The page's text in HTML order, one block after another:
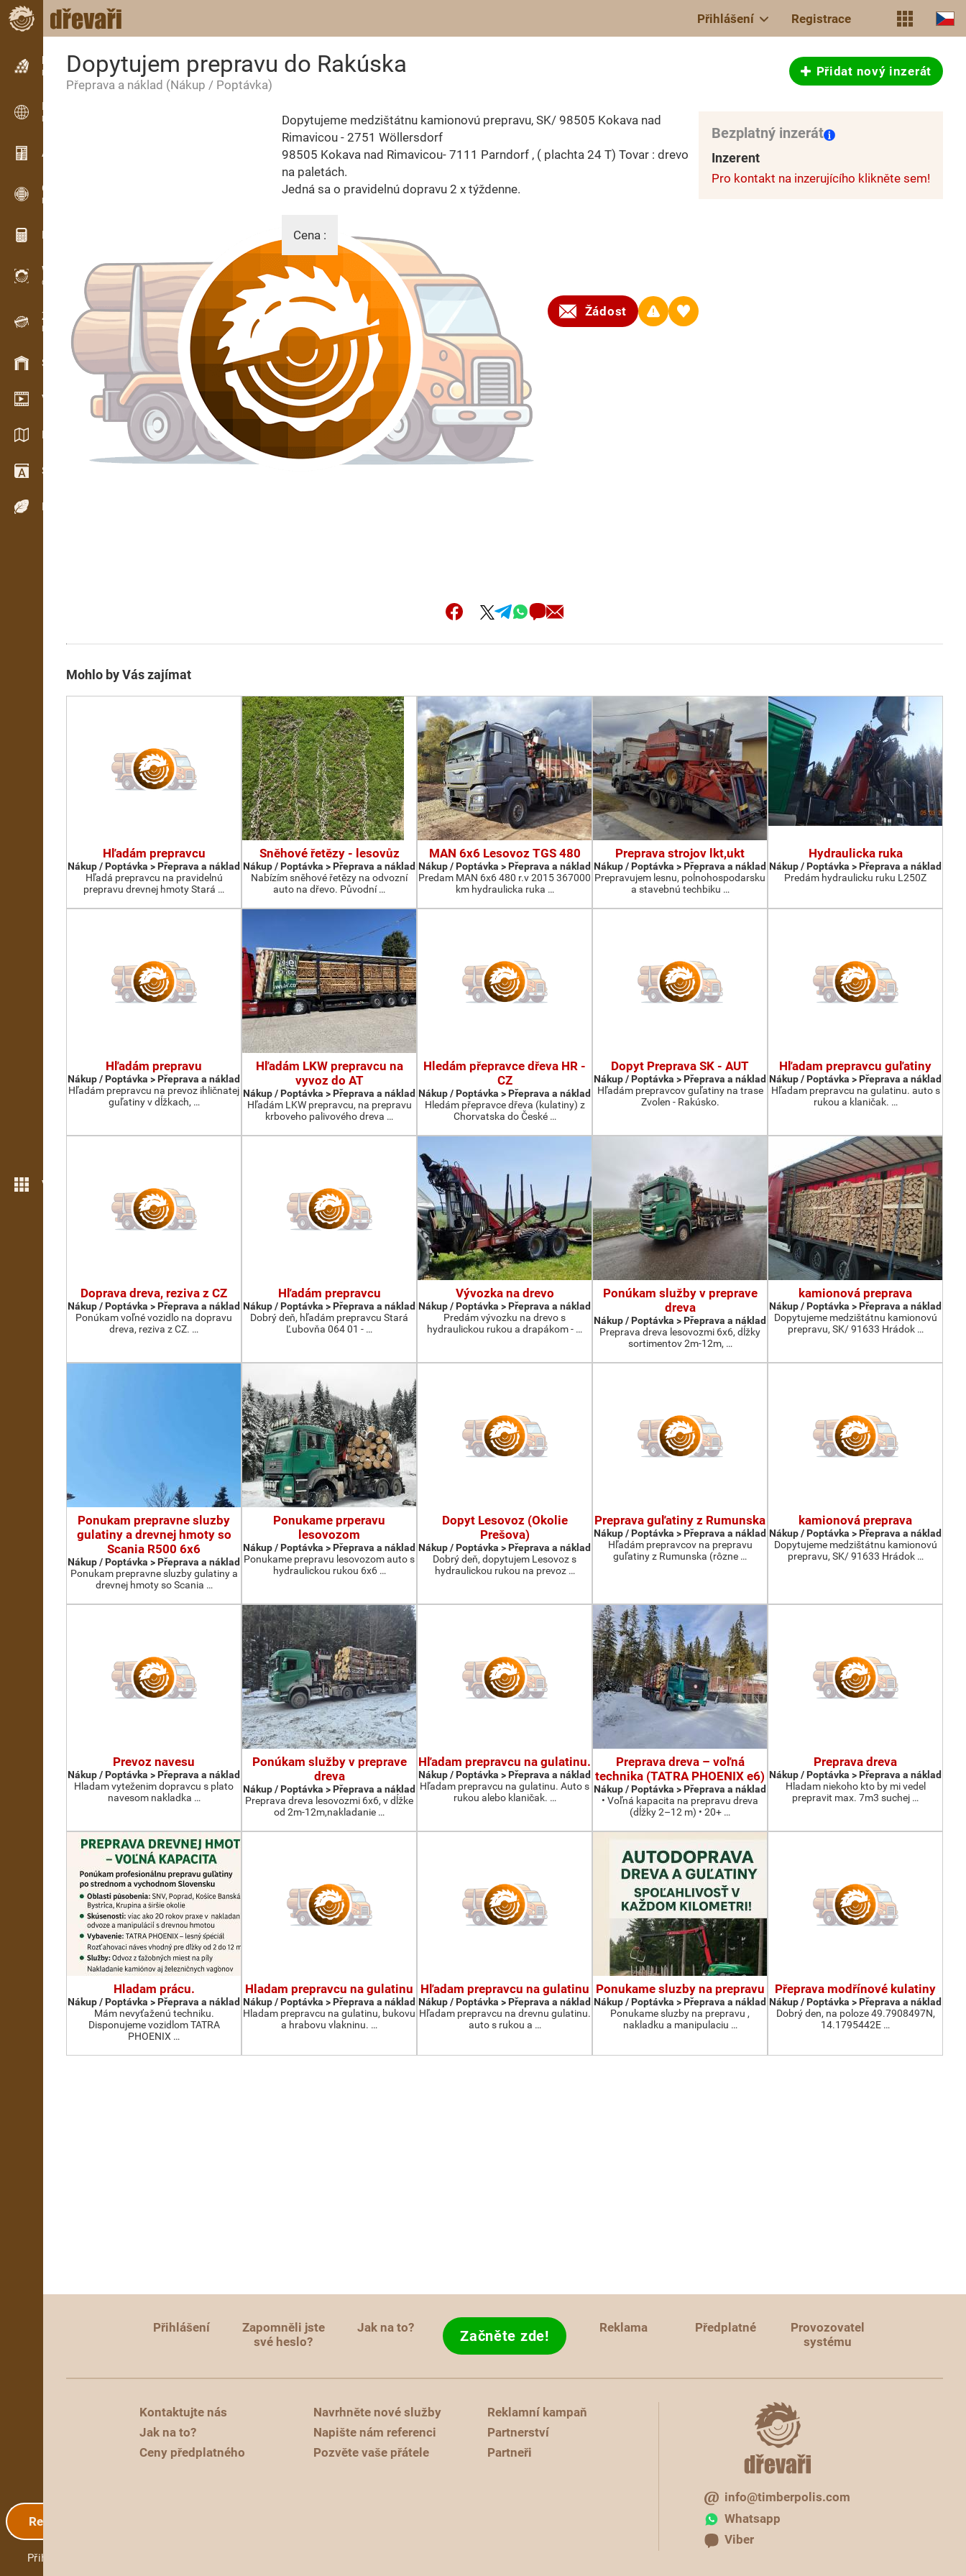
Přihlášení Registrace
Inzerce
Řádková inzerce
Inzerce
Mezinárodní inzerce
Aktuality / Články
OPTI-TIMB
Pořezová schémata
Dřevařské kalkulačky
WoodProfi
Objem dřeva s AI
Záznamník
Evidence dřeva v terénu
Skladové hospodářství
Video showroom
Katalogy / Brožury
Slovník
Dřeviny
Více možností
Registrace
Přihlášení
Dopytujem prepravu do Rakúska
Přeprava a náklad (Nákup / Poptávka)
Přidat nový inzerát
Dopytujeme medzištátnu kamionovú prepravu, SK/ 98505 Kokava nad
Rimavicou - 2751 Wöllersdorf
98505 Kokava nad Rimavicou- 7111 Parndorf , ( plachta 24 T) Tovar : drevo
na paletách.
Jedná sa o pravidelnú dopravu 2 x týždenne.
Cena :
24.02.2026 Žádost
Bezplatný inzerát
Inzerent
Pro kontakt na inzerujícího klikněte sem!
Mohlo by Vás zajímat
Hľadám prepravcu
Nákup / Poptávka > Přeprava a náklad
Hľadá prepravcu na pravidelnú
prepravu drevnej hmoty Stará …
Sněhové řetězy - lesovůz
Nákup / Poptávka > Přeprava a náklad
Nabízím sněhové řetězy na odvozní
auto na dřevo. Původní …
MAN 6x6 Lesovoz TGS 480
Nákup / Poptávka > Přeprava a náklad
Predam MAN 6x6 480 r.v 2015 367000
km hydraulicka ruka …
Preprava strojov lkt,ukt
Nákup / Poptávka > Přeprava a náklad
Prepravujem lesnu, poĺnohospodarsku
a stavebnú techbiku …
Hydraulicka ruka
Nákup / Poptávka > Přeprava a náklad
Predám hydraulicku ruku L250Z
Hľadám prepravu
Nákup / Poptávka > Přeprava a náklad
Hľadám prepravcu na prevoz ihličnatej
guľatiny v dĺžkach, …
Hľadám LKW prepravcu na
vyvoz do AT
Nákup / Poptávka > Přeprava a náklad
Hľadám LKW prepravcu, na prepravu
krboveho palivového dreva …
Hledám přepravce dřeva HR -
CZ
Nákup / Poptávka > Přeprava a náklad
Hledám přepravce dřeva (kulatiny) z
Chorvatska do České …
Dopyt Preprava SK - AUT
Nákup / Poptávka > Přeprava a náklad
Hľadám prepravcov guľatiny na trase
Zvolen - Rakúsko.
Hľadam prepravcu guľatiny
Nákup / Poptávka > Přeprava a náklad
Hľadam prepravcu na gulatinu. auto s
rukou a klaničak. …
Doprava dreva, reziva z CZ
Nákup / Poptávka > Přeprava a náklad
Ponúkam voľné vozidlo na dopravu
dreva, reziva z CZ. …
Hľadám prepravcu
Nákup / Poptávka > Přeprava a náklad
Dobrý deň, hľadám prepravcu Stará
Ľubovňa 064 01 - …
Vývozka na drevo
Nákup / Poptávka > Přeprava a náklad
Predám vývozku na drevo s
hydraulickou rukou a drapákom - …
Ponúkam služby v preprave
dreva
Nákup / Poptávka > Přeprava a náklad
Preprava dreva lesovozmi 6x6, dĺžky
sortimentov 2m-12m, …
kamionová preprava
Nákup / Poptávka > Přeprava a náklad
Dopytujeme medzištátnu kamionovú
prepravu, SK/ 91633 Hrádok …
Ponukam prepravne sluzby
gulatiny a drevnej hmoty so
Scania R500 6x6
Nákup / Poptávka > Přeprava a náklad
Ponukam prepravne sluzby gulatiny a
drevnej hmoty so Scania …
Ponukame prperavu
lesovozom
Nákup / Poptávka > Přeprava a náklad
Ponukame prepravu lesovozom auto s
hydraulickou rukou 6x6 …
Dopyt Lesovoz (Okolie
Prešova)
Nákup / Poptávka > Přeprava a náklad
Dobrý deň, dopytujem Lesovoz s
hydraulickou rukou na prevoz …
Preprava guľatiny z Rumunska
Nákup / Poptávka > Přeprava a náklad
Hľadám prepravcov na prepravu
guľatiny z Rumunska (rôzne …
kamionová preprava
Nákup / Poptávka > Přeprava a náklad
Dopytujeme medzištátnu kamionovú
prepravu, SK/ 91633 Hrádok …
Prevoz navesu
Nákup / Poptávka > Přeprava a náklad
Hladam vyteženim dopravcu s plato
navesom nakladka …
Ponúkam služby v preprave
dreva
Nákup / Poptávka > Přeprava a náklad
Preprava dreva lesovozmi 6x6, v dĺžke
od 2m-12m,nakladanie …
Hľadam prepravcu na gulatinu.
Nákup / Poptávka > Přeprava a náklad
Hľadam prepravcu na gulatinu. Auto s
rukou alebo klaničak. …
Preprava dreva – voľná
technika (TATRA PHOENIX e6)
Nákup / Poptávka > Přeprava a náklad
• Voľná kapacita na prepravu dreva
(dĺžky 2–12 m) • 20+ …
Preprava dreva
Nákup / Poptávka > Přeprava a náklad
Hladam niekoho kto by mi vedel
prepravit max. 7m3 suchej …
Hladam prácu.
Nákup / Poptávka > Přeprava a náklad
Mám nevyťaženú techniku.
Disponujeme vozidlom TATRA
PHOENIX …
Hladam prepravcu na gulatinu
Nákup / Poptávka > Přeprava a náklad
Hladam prepravcu na gulatinu, bukovu
a hrabovu vlakninu. …
Hľadam prepravcu na gulatinu
Nákup / Poptávka > Přeprava a náklad
Hľadam prepravcu na drevnu gulatinu.
auto s rukou a …
Ponukame sluzby na prepravu
Nákup / Poptávka > Přeprava a náklad
Ponukame sluzby na prepravu ,
nakladku a manipulaciu …
Přeprava modřínové kulatiny
Nákup / Poptávka > Přeprava a náklad
Dobrý den, na poloze 49.7908497N,
14.1795442E …
Přihlášení
Zapomněli jste
své heslo?
Jak na to? Začněte zde! Reklama Předplatné
Provozovatel
systému
Kontaktujte nás
Jak na to?
Ceny předplatného
Navrhněte nové služby
Napište nám referenci
Pozvěte vaše přátele
Reklamní kampaň
Partnerství
Partneři
info@timberpolis.com
Whatsapp
Viber